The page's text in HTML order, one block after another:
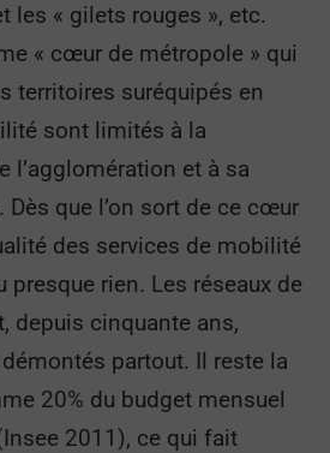
les « gilets rouges », etc.
« cœur de métropole » qui
territoires suréquipés en
sont limités à la
l’agglomération et à sa
Dès que l’on sort de ce cœur
des services de mobilité
presque rien. Les réseaux de
depuis cinquante ans,
partout. Il reste la
20% du budget mensuel
2011), ce qui fait